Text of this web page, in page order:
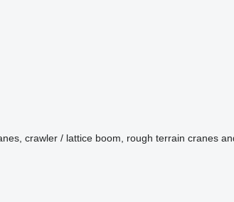
crawler / lattice boom, rough terrain cranes